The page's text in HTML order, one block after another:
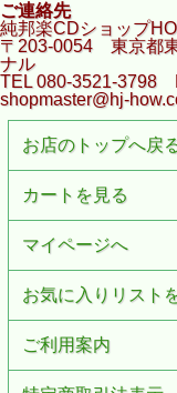
ご連絡先
純邦楽CDショップ
〒203-0054 東京都
ナル
TEL 080-3521-3798
shopmaster@hj-
お店のトップへ戻
カートを見る
マイページへ
お気に入りリスト
ご利用案内